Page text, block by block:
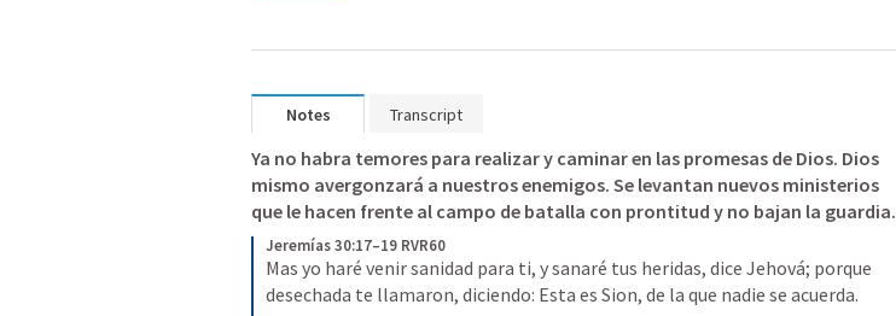
Notes Transcript
Ya no habra temores para realizar y caminar en las promesas de Dios. Dios
mismo avergonzará a nuestros enemigos. Se levantan nuevos ministerios
que le hacen frente al campo de batalla con prontitud y no bajan la guardia.
Jeremías 30:17–19 RVR60
Mas yo haré venir sanidad para ti, y sanaré tus heridas, dice Jehová; porque
desechada te llamaron, diciendo: Esta es Sion, de la que nadie se acuerda.